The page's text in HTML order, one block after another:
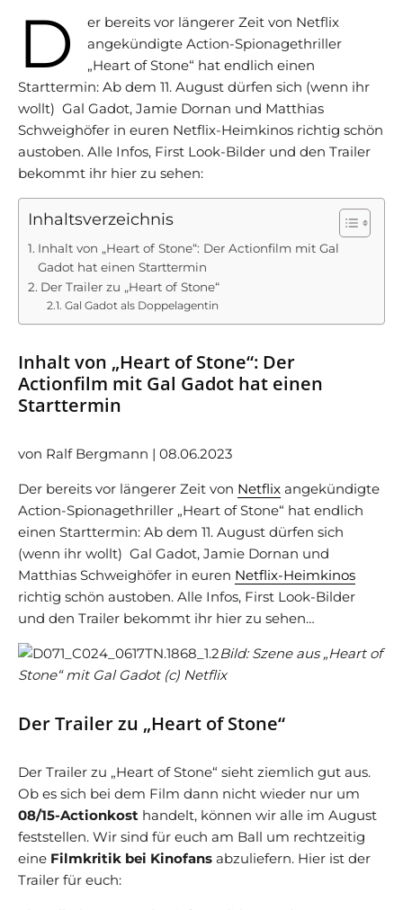
D
er bereits vor längerer Zeit von Netflix
angekündigte Action-Spionagethriller
„Heart of Stone“ hat endlich einen
Starttermin: Ab dem 11. August dürfen sich (wenn ihr
wollt) Gal Gadot, Jamie Dornan und Matthias
Schweighöfer in euren Netflix-Heimkinos richtig schön
austoben. Alle Infos, First Look-Bilder und den Trailer
bekommt ihr hier zu sehen:
Inhaltsverzeichnis
Inhalt von „Heart of Stone“: Der Actionfilm mit Gal
Gadot hat einen Starttermin
Der Trailer zu „Heart of Stone“
Gal Gadot als Doppelagentin
Inhalt von „Heart of Stone“: Der
Actionfilm mit Gal Gadot hat einen
Starttermin
von Ralf Bergmann | 08.06.2023
Der bereits vor längerer Zeit von Netflix angekündigte
Action-Spionagethriller „Heart of Stone“ hat endlich
einen Starttermin: Ab dem 11. August dürfen sich
(wenn ihr wollt) Gal Gadot, Jamie Dornan und
Matthias Schweighöfer in euren Netflix-Heimkinos
richtig schön austoben. Alle Infos, First Look-Bilder
und den Trailer bekommt ihr hier zu sehen…
Bild: Szene aus „Heart of
Stone“ mit Gal Gadot (c) Netflix
Der Trailer zu „Heart of Stone“
Der Trailer zu „Heart of Stone“ sieht ziemlich gut aus.
Ob es sich bei dem Film dann nicht wieder nur um
08/15-Actionkost handelt, können wir alle im August
feststellen. Wir sind für euch am Ball um rechtzeitig
eine Filmkritik bei Kinofans abzuliefern. Hier ist der
Trailer für euch: